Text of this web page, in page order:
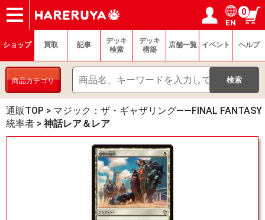
ショップ
買取
記事
デッキ検索
デッキ構築
選手一覧
店舗一覧
イベント
ヘルプ
お問い合わせ ログイン／会員登録
マイページ
EN
0
ショップ 買取 記事
デッキ
検索
デッキ
構築
店舗一覧 イベント ヘルプ
商品カテゴリ
通販TOP > マジック：ザ・ギャザリング——FINAL FANTASY
統率者 > 神話レア＆レア